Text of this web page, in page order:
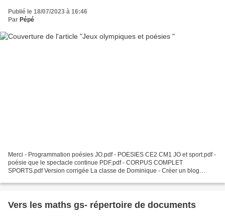
Publié le 18/07/2023 à 16:46
Par Pépé
Merci - Programmation poésies JO.pdf - POESIES CE2 CM1 JO et sport.pdf -
poésie que le spectacle continue PDF.pdf - CORPUS COMPLET
SPORTS.pdf Version corrigée La classe de Dominique - Créer un blog
Vers les maths gs- répertoire de documents